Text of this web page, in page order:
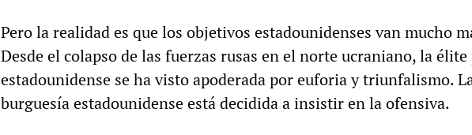
Pero la realidad es que los objetivos estadounidenses van mucho
Desde el colapso de las fuerzas rusas en el norte ucraniano, la
estadounidense se ha visto apoderada por euforia y triunfalismo.
burguesía estadounidense está decidida a insistir en la ofensiva.